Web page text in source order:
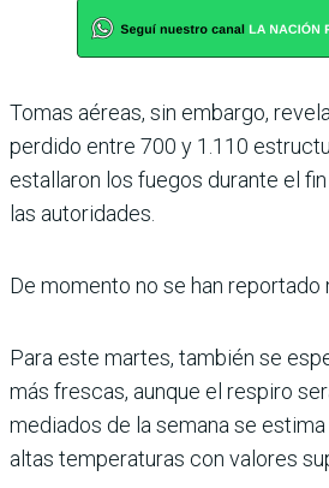
Tomas aéreas, sin embargo,
perdido entre 700 y 1.110
estallaron los fuegos durante el
las autoridades.
De momento no se han reportado
Para este martes, también se
más frescas, aunque el respiro
mediados de la semana se
altas temperaturas con valores